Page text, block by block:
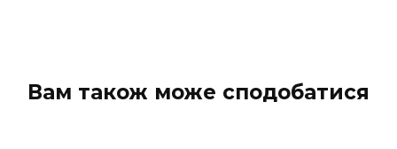
Вам також може сподобатися